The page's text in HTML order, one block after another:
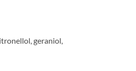
geraniol,